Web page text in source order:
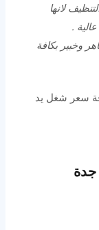
لانها
.
وخبير بكافة
سعر شغل يد